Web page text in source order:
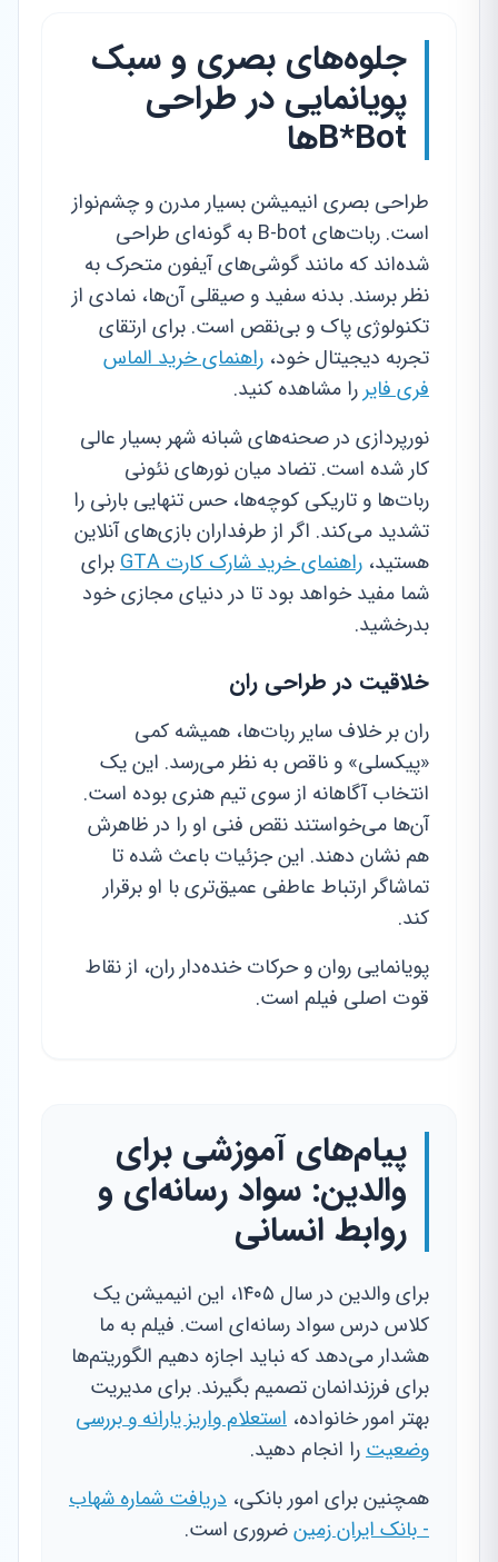
جلوه‌های بصری و سبک
پویانمایی در طراحی
B*Botها
طراحی بصری انیمیشن بسیار مدرن و چشم‌نواز
است. ربات‌های B-bot به گونه‌ای طراحی
شده‌اند که مانند گوشی‌های آیفون متحرک به
نظر برسند. بدنه سفید و صیقلی آن‌ها، نمادی از
تکنولوژی پاک و بی‌نقص است. برای ارتقای
تجربه دیجیتال خود، راهنمای خرید الماس
فری فایر را مشاهده کنید.
نورپردازی در صحنه‌های شبانه شهر بسیار عالی
کار شده است. تضاد میان نورهای نئونی
ربات‌ها و تاریکی کوچه‌ها، حس تنهایی بارنی را
تشدید می‌کند. اگر از طرفداران بازی‌های آنلاین
هستید، راهنمای خرید شارک کارت GTA
برای
شما مفید خواهد بود تا در دنیای مجازی خود
بدرخشید.
خلاقیت در طراحی ران
ران بر خلاف سایر ربات‌ها، همیشه کمی
«پیکسلی» و ناقص به نظر می‌رسد. این یک
انتخاب آگاهانه از سوی تیم هنری بوده است.
آن‌ها می‌خواستند نقص فنی او را در ظاهرش
هم نشان دهند. این جزئیات باعث شده تا
تماشاگر ارتباط عاطفی عمیق‌تری با او برقرار
کند.
پویانمایی روان و حرکات خنده‌دار ران، از نقاط
قوت اصلی فیلم است.
پیام‌های آموزشی برای
والدین: سواد رسانه‌ای و
روابط انسانی
برای والدین در سال ۱۴۰۵، این انیمیشن یک
کلاس درس سواد رسانه‌ای است. فیلم به ما
هشدار می‌دهد که نباید اجازه دهیم الگوریتم‌ها
برای فرزندانمان تصمیم بگیرند. برای مدیریت
بهتر امور خانواده، استعلام واریز یارانه و بررسی
وضعیترا انجام دهید.
همچنین برای امور بانکی، دریافت شماره شهاب
- بانک ایران زمینضروری است.